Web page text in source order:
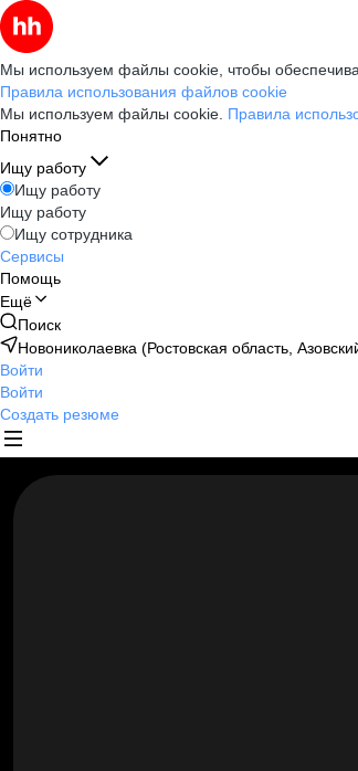
Мы используем файлы cookie, чтобы
Правила использования файлов cookie
Мы используем файлы cookie. Правила
Понятно
Ищу работу
Ищу работу
Ищу работу
Ищу сотрудника
Сервисы
Помощь
Ещё
Поиск
Новониколаевка (Ростовская область,
Войти
Войти
Создать резюме